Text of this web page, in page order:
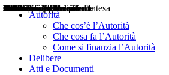
Autorità
Che cos’è l’Autorità
Che cosa fa l’Autorità
Come si finanzia l’Autorità
Delibere
Atti e Documenti
Delibere
Pareri
Consultazioni
Audizioni
Atti di Segnalazione
Accordi e Protocolli d'Intesa
Relazioni annuali
Misure di regolazione
Notizie
Comunicati Stampa
Bollettini ART
Convegni ART
Interviste del Presidente
Articoli in primo piano
Interventi del Presidente
2004
2005
2010
2013
2014
2015
2016
2017
2018
2019
202
2020
2021
2022
2023
2024
2025
2026
Aereo
Marittimo
Terrestre